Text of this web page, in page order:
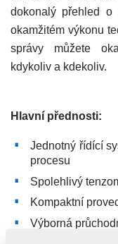
dokonalý přehled o
okamžitém výkonu
správy můžete
kdykoliv a kdekoliv.
Hlavní přednosti:
Jednotný řídící
procesu
Spolehlivý
Kompaktní
Výborná